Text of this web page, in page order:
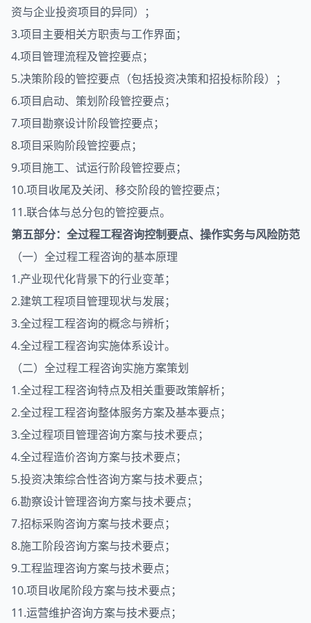
资与企业投资项目的异同）；
3.项目主要相关方职责与工作界面；
4.项目管理流程及管控要点；
5.决策阶段的管控要点（包括投资决策和招投标阶段）；
6.项目启动、策划阶段管控要点；
7.项目勘察设计阶段管控要点；
8.项目采购阶段管控要点；
9.项目施工、试运行阶段管控要点；
10.项目收尾及关闭、移交阶段的管控要点；
11.联合体与总分包的管控要点。
第五部分：全过程工程咨询控制要点、操作实务与风险防范
（一）全过程工程咨询的基本原理
1.产业现代化背景下的行业变革；
2.建筑工程项目管理现状与发展；
3.全过程工程咨询的概念与辨析；
4.全过程工程咨询实施体系设计。
（二）全过程工程咨询实施方案策划
1.全过程工程咨询特点及相关重要政策解析；
2.全过程工程咨询整体服务方案及基本要点；
3.全过程项目管理咨询方案与技术要点；
4.全过程造价咨询方案与技术要点；
5.投资决策综合性咨询方案与技术要点；
6.勘察设计管理咨询方案与技术要点；
7.招标采购咨询方案与技术要点；
8.施工阶段咨询方案与技术要点；
9.工程监理咨询方案与技术要点；
10.项目收尾阶段方案与技术要点；
11.运营维护咨询方案与技术要点；